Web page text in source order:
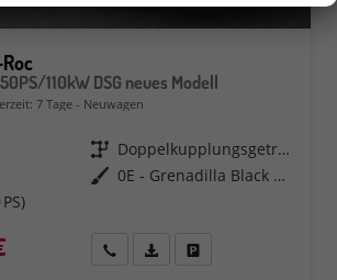
110kW DSG neues Modell
7 Tage Neuwagen
Getriebe
Doppelkupplungsgetriebe (DSG)
Außenfarbe
0E - Grenadilla Black Met.
Rückruf PDF-Datei, Fahrzeugexposé